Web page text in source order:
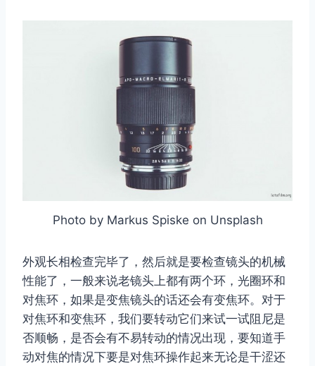
Photo by Markus Spiske on Unsplash
外观长相检查完毕了，然后就是要检查镜头的机械
性能了，一般来说老镜头上都有两个环，光圈环和
对焦环，如果是变焦镜头的话还会有变焦环。对于
对焦环和变焦环，我们要转动它们来试一试阻尼是
否顺畅，是否会有不易转动的情况出现，要知道手
动对焦的情况下要是对焦环操作起来无论是干涩还